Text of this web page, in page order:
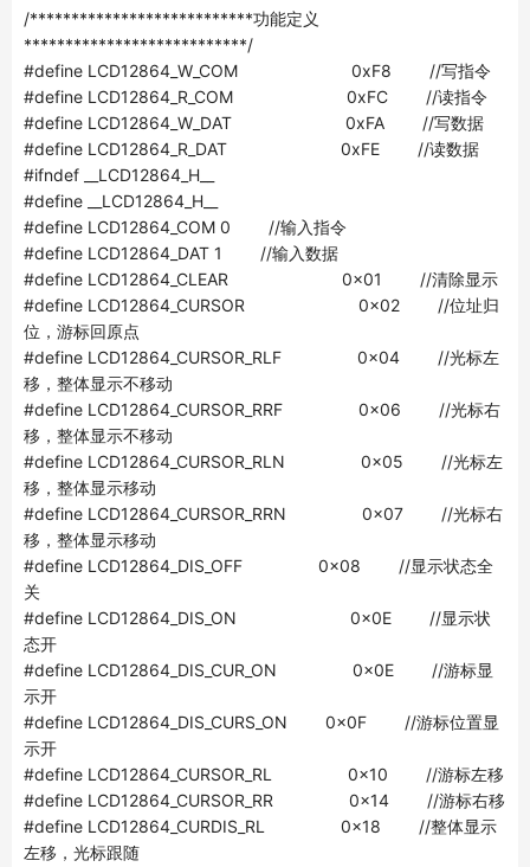
/***************************功能定义
***************************/
#define LCD12864_W_COM 0xF8 //写指令
#define LCD12864_R_COM 0xFC //读指令
#define LCD12864_W_DAT 0xFA //写数据
#define LCD12864_R_DAT 0xFE //读数据
#ifndef __LCD12864_H__
#define __LCD12864_H__
#define LCD12864_COM 0 //输入指令
#define LCD12864_DAT 1 //输入数据
#define LCD12864_CLEAR 0x01 //清除显示
#define LCD12864_CURSOR 0x02 //位址归
位，游标回原点
#define LCD12864_CURSOR_RLF 0x04 //光标左
移，整体显示不移动
#define LCD12864_CURSOR_RRF 0x06 //光标右
移，整体显示不移动
#define LCD12864_CURSOR_RLN 0x05 //光标左
移，整体显示移动
#define LCD12864_CURSOR_RRN 0x07 //光标右
移，整体显示移动
#define LCD12864_DIS_OFF 0x08 //显示状态全
关
#define LCD12864_DIS_ON 0x0E //显示状
态开
#define LCD12864_DIS_CUR_ON 0x0E //游标显
示开
#define LCD12864_DIS_CURS_ON 0x0F //游标位置显
示开
#define LCD12864_CURSOR_RL 0x10 //游标左移
#define LCD12864_CURSOR_RR 0x14 //游标右移
#define LCD12864_CURDIS_RL 0x18 //整体显示
左移，光标跟随